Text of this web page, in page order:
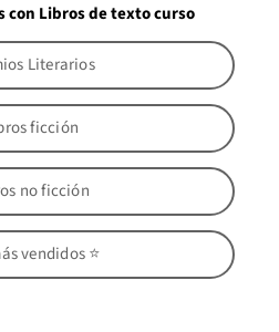
con Libros de texto curso
Literarios
ficción
no ficción
vendidos ⭐